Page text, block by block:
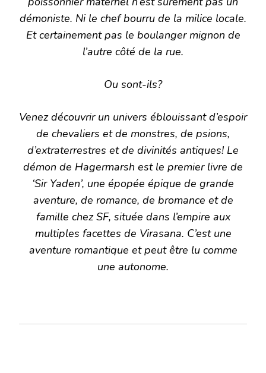
démoniste. Ni le chef bourru de la milice locale.
Et certainement pas le boulanger mignon de
l’autre côté de la rue.
Ou sont-ils?
Venez découvrir un univers éblouissant d’espoir
de chevaliers et de monstres, de psions,
d’extraterrestres et de divinités antiques! Le
démon de Hagermarsh est le premier livre de
‘Sir Yaden’, une épopée épique de grande
aventure, de romance, de bromance et de
famille chez SF, située dans l’empire aux
multiples facettes de Virasana. C’est une
aventure romantique et peut être lu comme
une autonome.